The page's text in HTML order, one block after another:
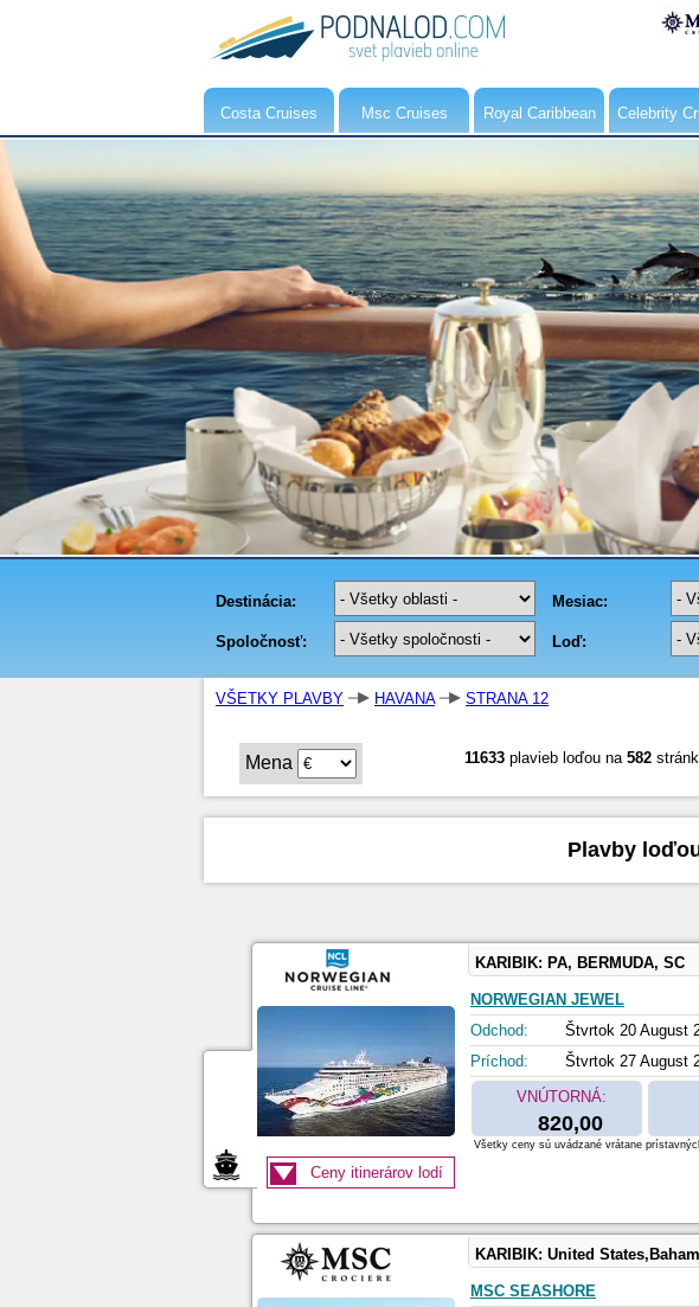
Costa Cruises Msc Cruises Royal Caribbean Celebrity
VŠETKY PLAVBY HAVANA STRANA 12
Mena 11633 plavieb loďou na 582
Plavby
KARIBIK: PA, BERMUDA, SC
NORWEGIAN JEWEL
Odchod:
Štvrtok 20 August
Príchod:
Štvrtok 27 August
VNÚTORNÁ:
820,00
Ceny itinerárov lodí
Všetky ceny sú uvádzané vrátane
KARIBIK: United
MSC SEASHORE